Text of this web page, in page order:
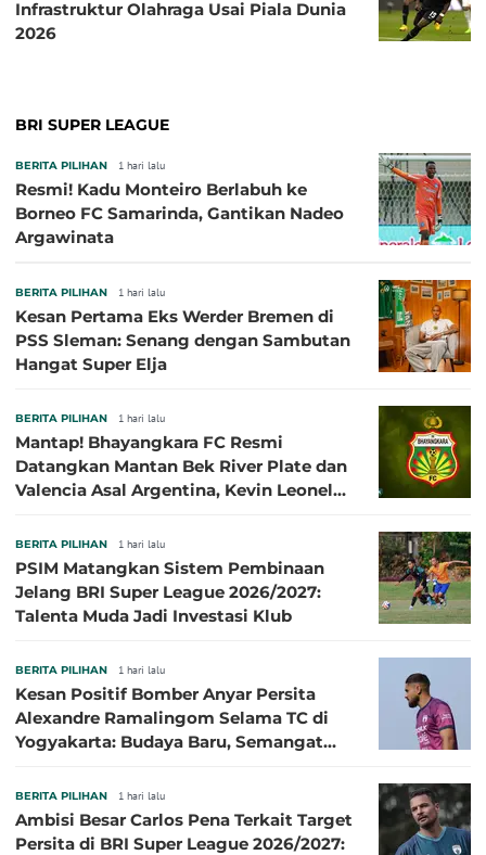
Infrastruktur Olahraga Usai Piala Dunia
2026
BRI SUPER LEAGUE
BERITA PILIHAN 1 hari lalu
Resmi! Kadu Monteiro Berlabuh ke
Borneo FC Samarinda, Gantikan Nadeo
Argawinata
BERITA PILIHAN 1 hari lalu
Kesan Pertama Eks Werder Bremen di
PSS Sleman: Senang dengan Sambutan
Hangat Super Elja
BERITA PILIHAN 1 hari lalu
Mantap! Bhayangkara FC Resmi
Datangkan Mantan Bek River Plate dan
Valencia Asal Argentina, Kevin Leonel
BERITA PILIHAN 1 hari lalu
PSIM Matangkan Sistem Pembinaan
Jelang BRI Super League 2026/2027:
Talenta Muda Jadi Investasi Klub
BERITA PILIHAN 1 hari lalu
Kesan Positif Bomber Anyar Persita
Alexandre Ramalingom Selama TC di
Yogyakarta: Budaya Baru, Semangat
BERITA PILIHAN 1 hari lalu
Ambisi Besar Carlos Pena Terkait Target
Persita di BRI Super League 2026/2027: